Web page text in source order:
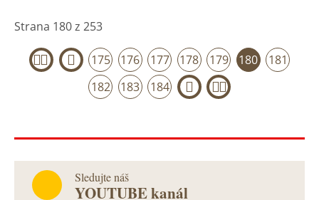
Strana 180 z 253
« ‹ 175 176 177 178 179 180
181
182
183 184 › »
Sledujte náš
YOUTUBE kanál